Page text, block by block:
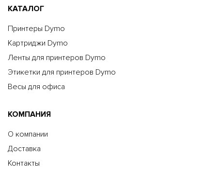
КАТАЛОГ
Принтеры Dymo
Картриджи Dymo
Ленты для принтеров Dymo
Этикетки для принтеров Dymo
Весы для офиса
КОМПАНИЯ
О компании
Доставка
Контакты